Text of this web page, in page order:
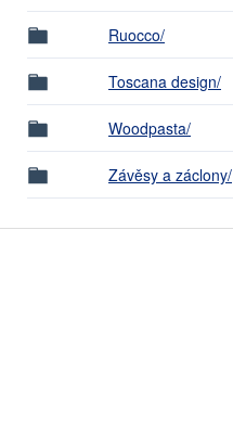
Ruocco/
Toscana design/
Woodpasta/
Závěsy a záclony/